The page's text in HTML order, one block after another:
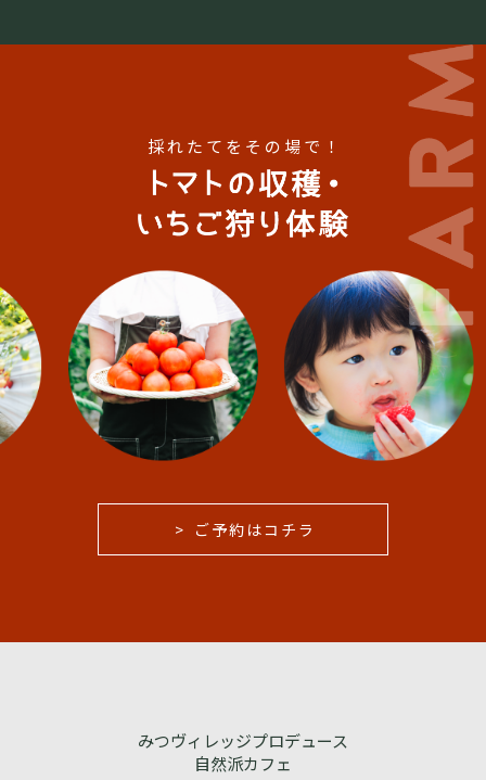
採れたてをその場で！
ご予約はコチラ
みつヴィレッジプロデュース
自然派カフェ